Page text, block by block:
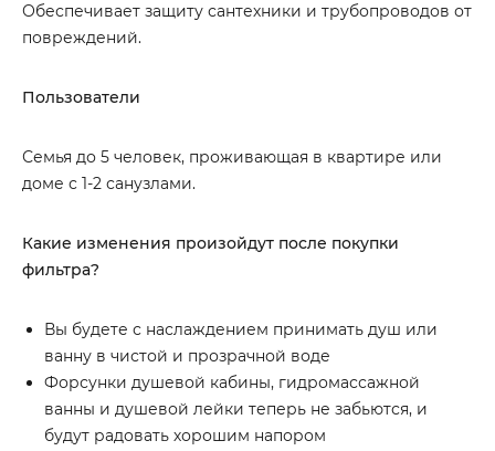
Обеспечивает защиту сантехники и трубопроводов от
повреждений.
Пользователи
Семья до 5 человек, проживающая в квартире или
доме с 1-2 санузлами.
Какие изменения произойдут после покупки
фильтра?
Вы будете с наслаждением принимать душ или
ванну в чистой и прозрачной воде
Форсунки душевой кабины, гидромассажной
ванны и душевой лейки теперь не забьются, и
будут радовать хорошим напором